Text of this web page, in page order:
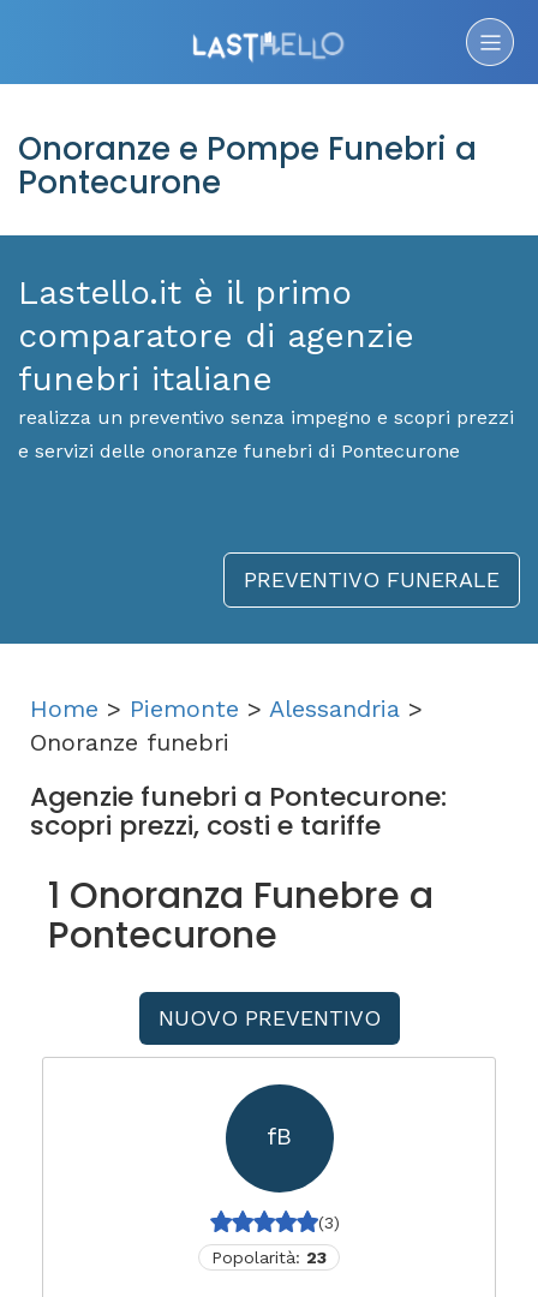
Onoranze e Pompe Funebri a
Pontecurone
Lastello.it è il primo
comparatore di agenzie
funebri italiane
realizza un preventivo senza impegno e scopri prezzi
e servizi delle onoranze funebri di Pontecurone
PREVENTIVO FUNERALE
Home > Piemonte > Alessandria >
Onoranze funebri
Agenzie funebri a Pontecurone:
scopri prezzi, costi e tariffe
1 Onoranza Funebre a
Pontecurone
NUOVO PREVENTIVO
fB
(3)
Popolarità: 23